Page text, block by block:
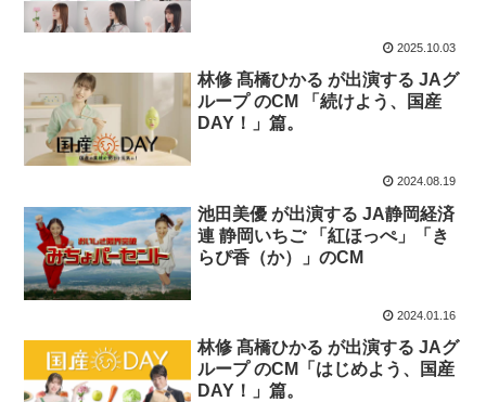
2025.10.03
林修 髙橋ひかる が出演する JAグ
ループ のCM 「続けよう、国産
DAY！」篇。
2024.08.19
池田美優 が出演する JA静岡経済
連 静岡いちご 「紅ほっぺ」「き
らぴ香（か）」のCM
2024.01.16
林修 髙橋ひかる が出演する JAグ
ループ のCM「はじめよう、国産
DAY！」篇。